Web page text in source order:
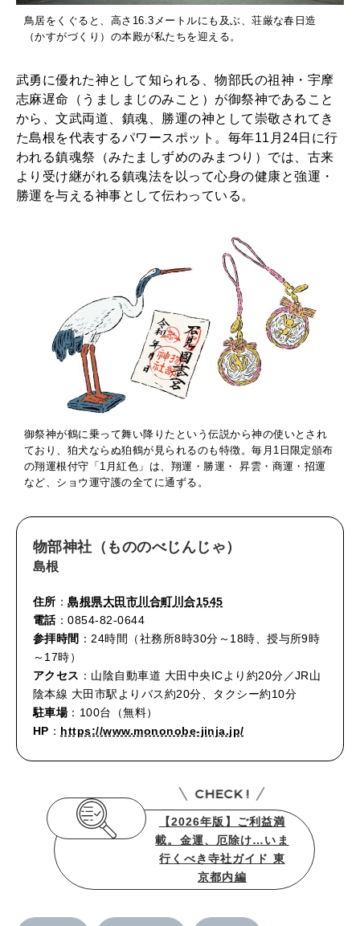
鳥居をくぐると、高さ16.3メートルにも及ぶ、荘厳な春日造
（かすがづくり）の本殿が私たちを迎える。
武勇に優れた神として知られる、物部氏の祖神・宇摩
志麻遅命（うましまじのみこと）が御祭神であること
から、文武両道、鎮魂、勝運の神として崇敬されてき
た島根を代表するパワースポット。毎年11月24日に行
われる鎮魂祭（みたましずめのみまつり）では、古来
より受け継がれる鎮魂法を以って心身の健康と強運・
勝運を与える神事として伝わっている。
御祭神が鶴に乗って舞い降りたという伝説から神の使いとされ
ており、狛犬ならぬ狛鶴が見られるのも特徴。毎月1日限定頒布
の翔運根付守「1月紅色」は、翔運・勝運・ 昇雲・商運・招運
など、ショウ運守護の全てに通ずる。
物部神社 （もののべじんじゃ）
島根
住所 ：島根県大田市川合町川合1545
電話：0854-82-0644
参拝時間 ：24時間（社務所8時30分～18時、授与所9時
～17時）
アクセス ：山陰自動車道 大田中央ICより約20分／JR山
陰本線 大田市駅よりバス約20分、タクシー約10分
駐車場：100台（無料）
HP ： https://www.mononobe-jinja.jp/
【2026年版】ご利益満
載。金運、厄除け…いま
行くべき寺社ガイド 東
京都内編
CHECK !